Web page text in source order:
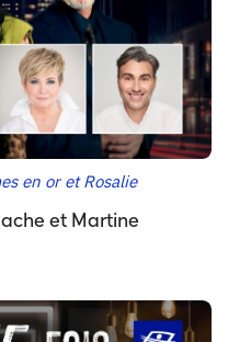
en or et Rosalie
et Martine